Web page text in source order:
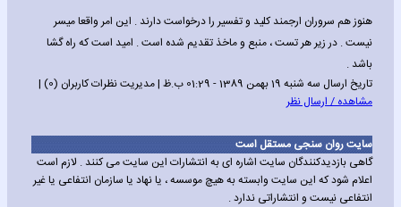
هنوز هم سروران ارجمند کلید و تفسیر را درخواست دارند . این امر واقعا میسر
نیست . در زیر هر تست ، منبع و ماخذ تقدیم شده است . امید است که راه گشا
باشد .
تاریخ ارسال سه شنبه 19 بهمن 1389 - 01:29 ب.ظ | مدیریت نظرات کاربران (0) |
مشاهده / ارسال نظر
سایت روان سنجی مستقل است
گاهی بازدیدکنندگان سایت اشاره ای به انتشارات این سایت می کنند . لازم است
اعلام شود که این سایت وابسته به هیچ موسسه ، یا نهاد یا سازمان انتفاعی یا غیر
انتفاعی نیست و انتشاراتی ندارد .